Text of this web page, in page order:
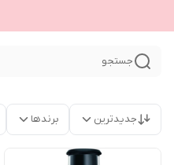
جستجو
جدیدترین برندها